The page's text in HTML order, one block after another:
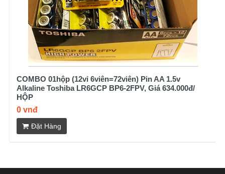
COMBO 01hộp (12vỉ 6viên=72viên) Pin AA 1.5v
Alkaline Toshiba LR6GCP BP6-2FPV, Giá 634.000đ/
HỘP
0 vnđ
Đặt Hàng